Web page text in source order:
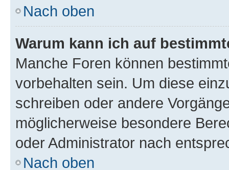
Nach oben
Warum kann ich auf
Manche Foren können
vorbehalten sein. Um diese
schreiben oder andere
möglicherweise besondere
oder Administrator nach
Nach oben